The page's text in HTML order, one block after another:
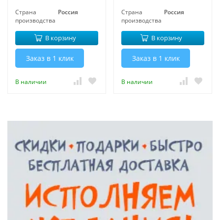
Страна
производства
Россия
В корзину
Заказ в 1 клик
В наличии
Страна
производства
Россия
В корзину
Заказ в 1 клик
В наличии